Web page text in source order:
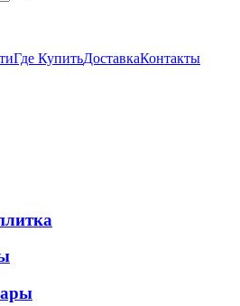
Где КупитьДоставкаКонтакты